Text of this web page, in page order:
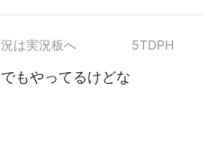
は実況板へ 5TDPH
もやってるけどな